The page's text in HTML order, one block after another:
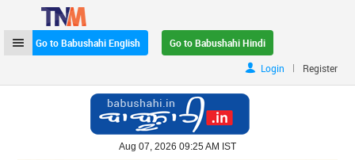
Go to Babushahi English
Go to Babushahi Hindi
Login
| Register
Aug 07, 2026 09:25 AM IST